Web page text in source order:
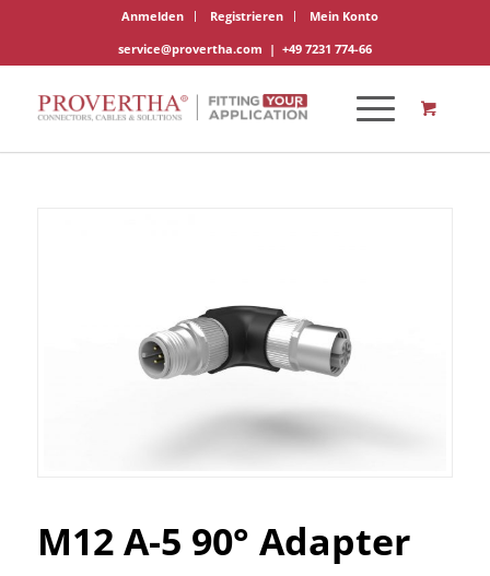
Anmelden Registrieren
Mein Konto
service@provertha.com | +49 7231 774-66
M12 A-5 90° Adapter